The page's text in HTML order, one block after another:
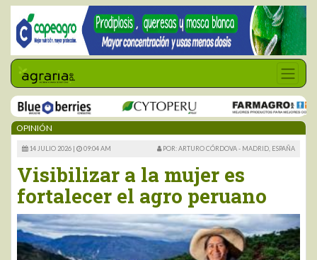
OPINIÓN
14 JULIO 2026 | 09:04 AM POR: ARTURO CÓRDOVA - MADRID, ESPAÑA
Visibilizar a la mujer es
fortalecer el agro peruano